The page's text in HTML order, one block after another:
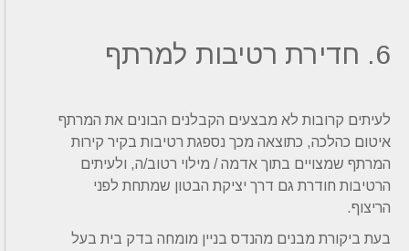
6. חדירת רטיבות למרתף
לעיתים קרובות לא מבצעים הקבלנים הבונים את המרתף
איטום כהלכה, כתוצאה מכך נספגת רטיבות בקיר קירות
המרתף שמצויים בתוך אדמה / מילוי רטוב/ה, ולעיתים
הרטיבות חודרת גם דרך יציקת הבטון שמתחת לפני
הריצוף.
בעת ביקורת מבנים מהנדס בניין מומחה בדק בית בעל